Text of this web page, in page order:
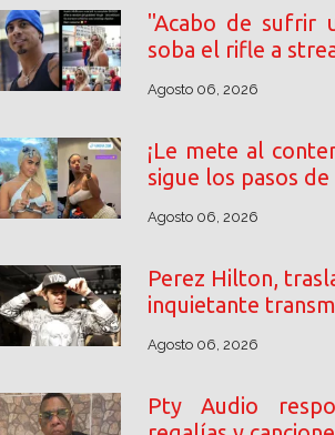
"Acabo de sufrir
soba el rifle a
Agosto 06, 2026
¡Le mete al
sigue los pasos
Agosto 06, 2026
Perez Hilton,
inquietante
Agosto 06, 2026
Pty Audio